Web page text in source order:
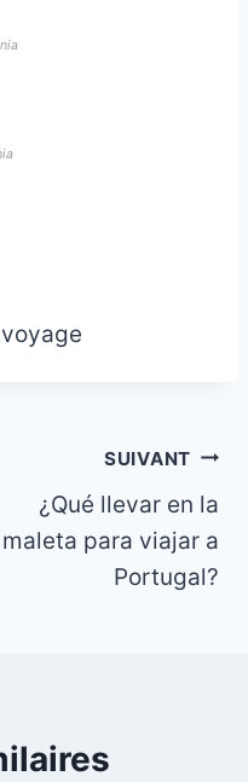
SUIVANT
¿Qué llevar en la
maleta para viajar a
Portugal?